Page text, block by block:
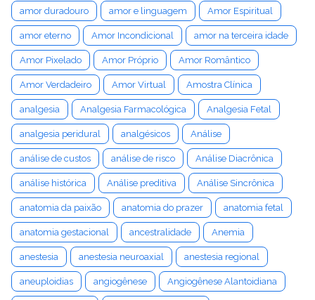
amor duradouro amor e linguagem Amor Espiritual
amor eterno Amor Incondicional amor na terceira idade
Amor Pixelado Amor Próprio Amor Romântico
Amor Verdadeiro Amor Virtual Amostra Clínica
analgesia Analgesia Farmacológica Analgesia Fetal
analgesia peridural analgésicos Análise
análise de custos análise de risco Análise Diacrônica
análise histórica Análise preditiva Análise Sincrônica
anatomia da paixão anatomia do prazer anatomia fetal
anatomia gestacional ancestralidade Anemia
anestesia anestesia neuroaxial anestesia regional
aneuploidias angiogênese Angiogênese Alantoidiana